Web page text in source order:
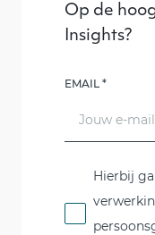
Op de
Insights?
Leave
EMAIL *
Hierbij